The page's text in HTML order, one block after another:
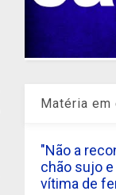
Matéria em
"Não a
chão sujo
vítima de